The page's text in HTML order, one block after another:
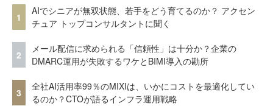
1
AIでシニアが無双状態、若手をどう育てるのか？ アクセン
チュア トップコンサルタントに聞く
2
メール配信に求められる「信頼性」は十分か？企業の
DMARC運用が失敗するワケとBIMI導入の勘所
3
全社AI活用率99％のMIXIは、いかにコストを最適化してい
るのか？CTOが語るインフラ運用戦略